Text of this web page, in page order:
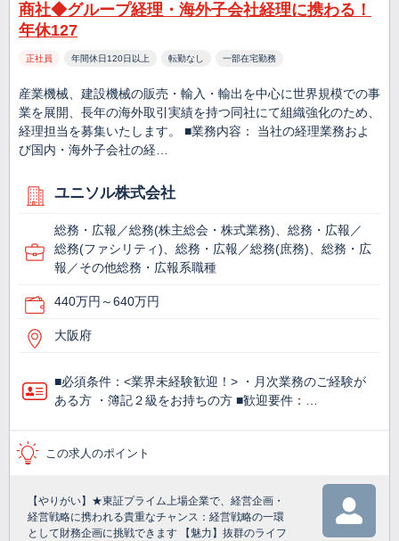
商社◆グループ経理・海外子会社経理に携わる！
年休127
正社員 年間休日120日以上 転勤なし 一部在宅勤務
産業機械、建設機械の販売・輸入・輸出を中心に世界規模での事
業を展開、長年の海外取引実績を持つ同社にて組織強化のため、
経理担当を募集いたします。 ■業務内容： 当社の経理業務およ
び国内・海外子会社の経…
ユニソル株式会社
総務・広報／総務(株主総会・株式業務)、総務・広報／
総務(ファシリティ)、総務・広報／総務(庶務)、総務・広
報／その他総務・広報系職種
440万円～640万円
大阪府
■必須条件：<業界未経験歓迎！> ・月次業務のご経験が
ある方 ・簿記２級をお持ちの方 ■歓迎要件：…
この求人のポイント
【やりがい】★東証プライム上場企業で、経営企画・
経営戦略に携われる貴重なチャンス：経営戦略の一環
として財務企画に挑戦できます 【魅力】抜群のライフ